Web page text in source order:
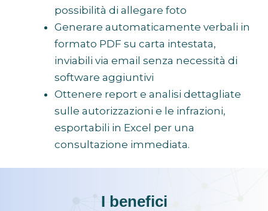
possibilità di allegare foto
Generare automaticamente verbali in
formato PDF su carta intestata,
inviabili via email senza necessità di
software aggiuntivi
Ottenere report e analisi dettagliate
sulle autorizzazioni e le infrazioni,
esportabili in Excel per una
consultazione immediata.
I benefici